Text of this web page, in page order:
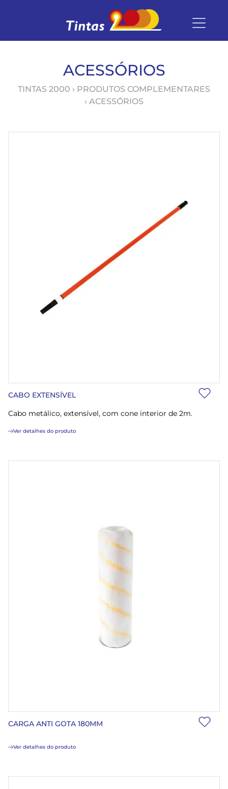
ACESSÓRIOS
TINTAS 2000 › PRODUTOS COMPLEMENTARES
› ACESSÓRIOS
CABO EXTENSÍVEL
Cabo metálico, extensível, com cone interior de 2m.
Ver detalhes do produto
CARGA ANTI GOTA 180MM
Ver detalhes do produto